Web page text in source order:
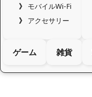
モバイルWi-Fi
アクセサリー
ゲーム 雑貨